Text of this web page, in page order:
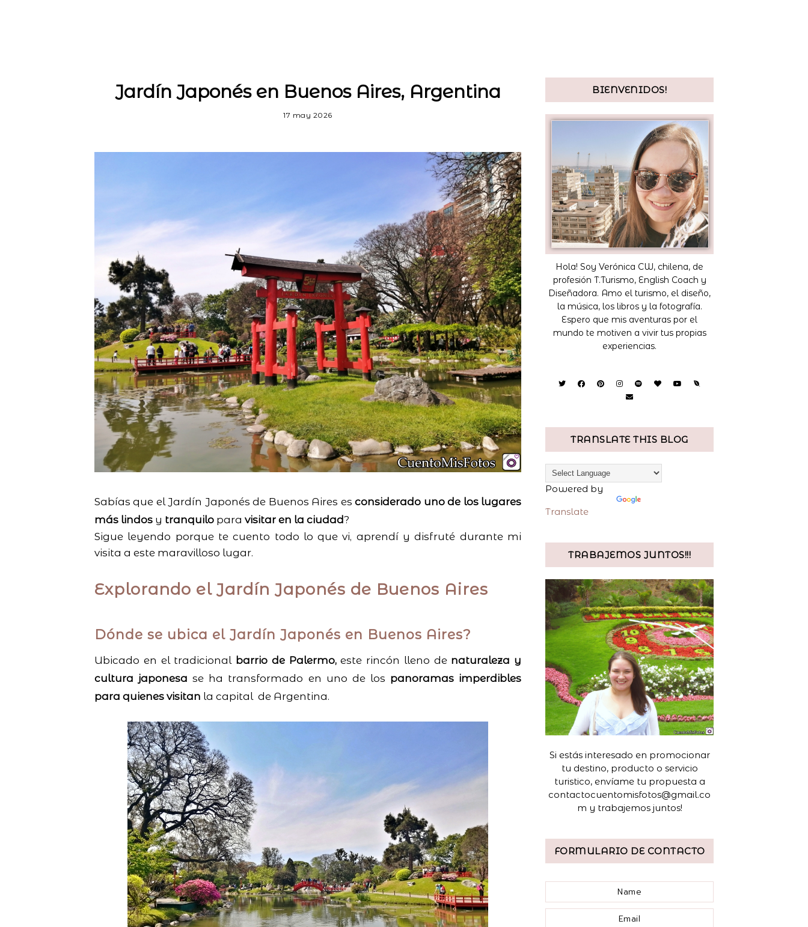
Jardín Japonés en Buenos Aires, Argentina
17 may 2026
Sabías que el Jardín Japonés de Buenos Aires esconsiderado uno de los lugares
más lindos y tranquilo para visitar en la ciudad?
Sigue leyendo porque te cuento todo lo que vi, aprendí y disfruté durante mi
visita a este maravilloso lugar.
Explorando el Jardín Japonés de Buenos Aires
Dónde se ubica el Jardín Japonés en Buenos Aires?
Ubicado en el tradicional barrio de Palermo,este rincón lleno de naturaleza y
cultura japonesa se ha transformado en uno de los panoramas imperdibles
para quienes visitan la capital de Argentina.
BIENVENIDOS!
Hola! Soy Verónica CW, chilena, de
profesión T.Turismo, English Coach y
Diseñadora. Amo el turismo, el diseño,
la música, los libros y la fotografía.
Espero que mis aventuras por el
mundo te motiven a vivir tus propias
experiencias.
TRANSLATE THIS BLOG
Powered by
Translate
TRABAJEMOS JUNTOS!!!
Si estás interesado en promocionar
tu destino, producto o servicio
turistico, envíame tu propuesta a
contactocuentomisfotos@gmail.co
m y trabajemos juntos!
FORMULARIO DE CONTACTO